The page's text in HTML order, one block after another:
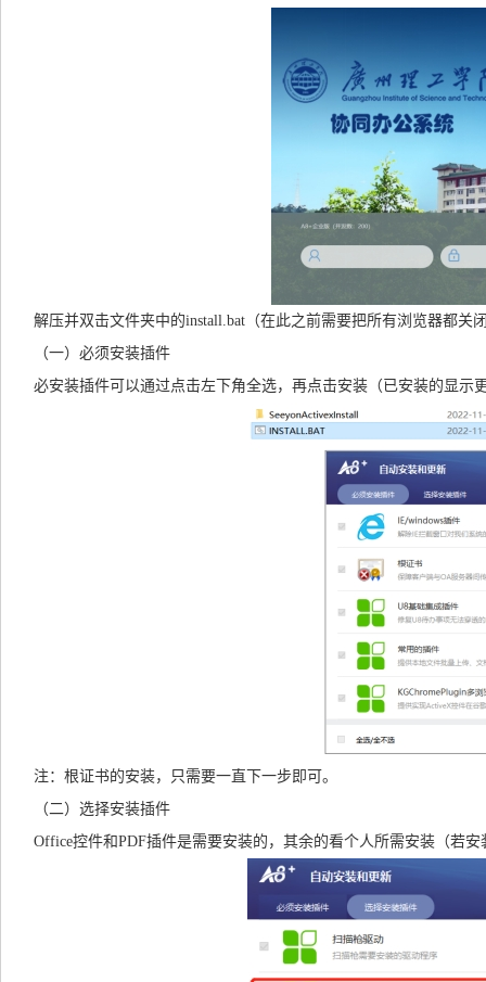
解压并双击文件夹中的install.bat（在此之前需要把所有浏览器都关
（一）必须安装插件
必安装插件可以通过点击左下角全选，再点击安装（已安装的显示
注：根证书的安装，只需要一直下一步即可。
（二）选择安装插件
Office控件和PDF插件是需要安装的，其余的看个人所需安装（若